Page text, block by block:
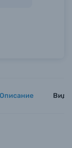
Описание